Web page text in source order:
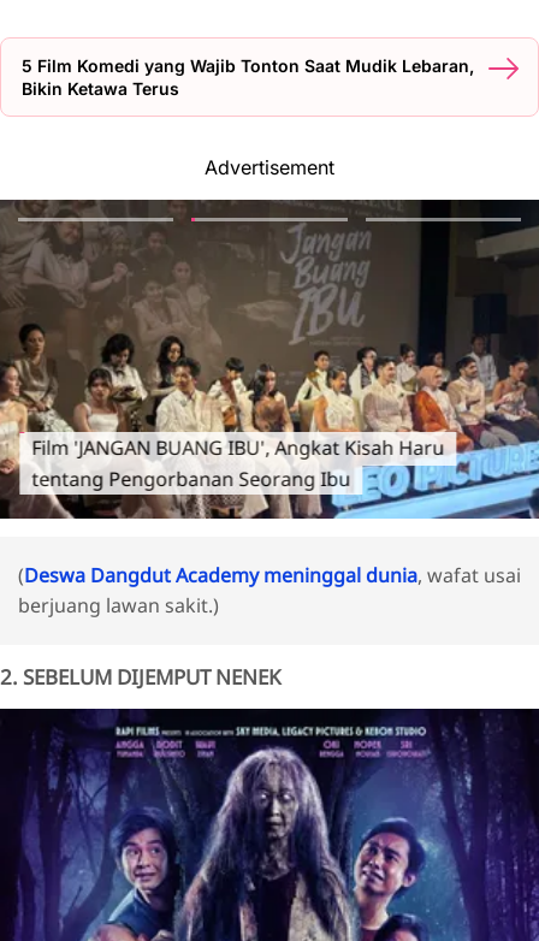
5 Film Komedi yang Wajib Tonton Saat Mudik Lebaran,
Bikin Ketawa Terus
Advertisement
Film 'JANGAN BUANG IBU', Angkat Kisah Haru
tentang Pengorbanan Seorang Ibu
(Deswa Dangdut Academy meninggal dunia, wafat usai
berjuang lawan sakit.)
2. SEBELUM DIJEMPUT NENEK